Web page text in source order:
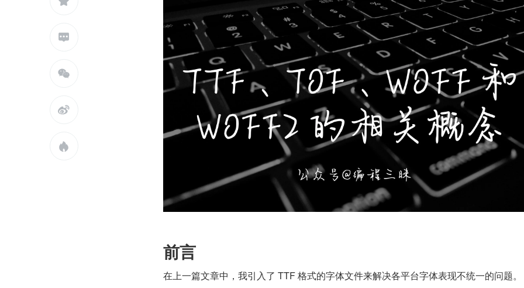




前言
在上一篇文章中，我引入了 TTF 格式的字体文件来解决各平台字体表现不统一的问题。